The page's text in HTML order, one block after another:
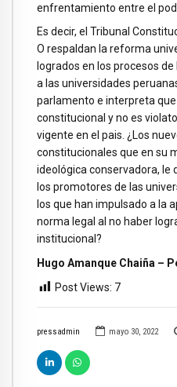
pressadmin mayo 30, 2022
enfrentamiento entre el
Es decir, el Tribunal
O respaldan la reforma
logrados en los procesos
a las universidades
parlamento e interpreta
constitucional y no es
vigente en el pais. ¿Los
constitucionales que en su
ideológica conservadora, le
los promotores de las
los que han impulsado a la
norma legal al no haber
institucional?
Hugo Amanque Chaiña –
Post Views: 7